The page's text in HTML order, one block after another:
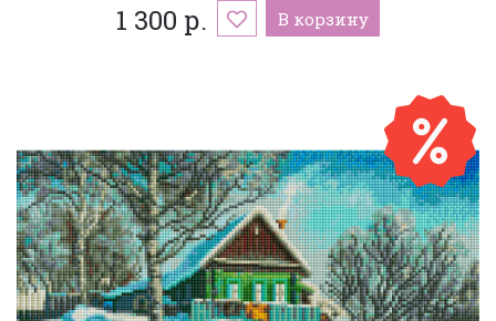
1 300 р. В корзину